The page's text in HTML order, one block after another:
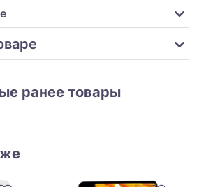
ранее товары